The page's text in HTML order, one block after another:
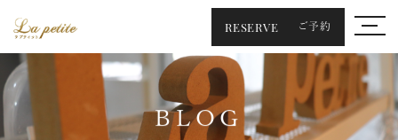
RESERVE ご予約
BLOG